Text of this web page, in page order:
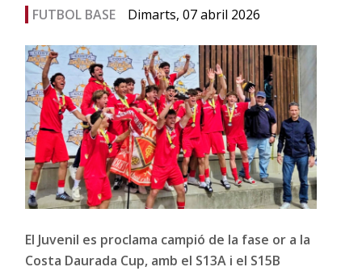
FUTBOL BASE Dimarts, 07 abril 2026
El Juvenil es proclama campió de la fase or a la
Costa Daurada Cup, amb el S13A i el S15B